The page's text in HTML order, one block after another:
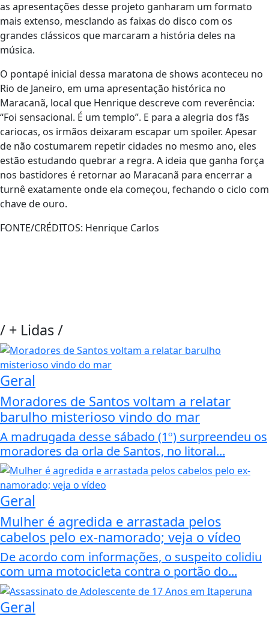
as apresentações desse projeto ganharam um formato
mais extenso, mesclando as faixas do disco com os
grandes clássicos que marcaram a história deles na
música.
O pontapé inicial dessa maratona de shows aconteceu no
Rio de Janeiro, em uma apresentação histórica no
Maracanã, local que Henrique descreve com reverência:
“Foi sensacional. É um templo”. E para a alegria dos fãs
cariocas, os irmãos deixaram escapar um spoiler. Apesar
de não costumarem repetir cidades no mesmo ano, eles
estão estudando quebrar a regra. A ideia que ganha força
nos bastidores é retornar ao Maracanã para encerrar a
turnê exatamente onde ela começou, fechando o ciclo com
chave de ouro.
FONTE/CRÉDITOS: Henrique Carlos
/ + Lidas/
Geral
Moradores de Santos voltam a relatar
barulho misterioso vindo do mar
A madrugada desse sábado (1º) surpreendeu os
moradores da orla de Santos, no litoral...
Geral
Mulher é agredida e arrastada pelos
cabelos pelo ex-namorado; veja o vídeo
De acordo com informações, o suspeito colidiu
com uma motocicleta contra o portão do...
Geral